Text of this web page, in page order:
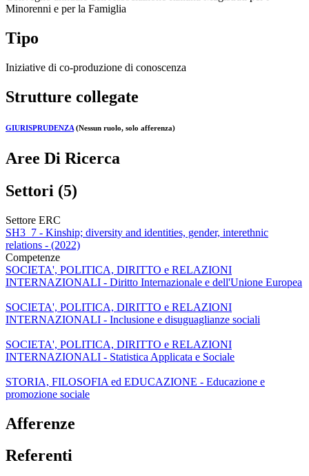
Minorenni e per la Famiglia
Tipo
Iniziative di co-produzione di conoscenza
Strutture collegate
GIURISPRUDENZA (Nessun ruolo, solo afferenza)
Aree Di Ricerca
Settori (5)
Settore ERC
SH3_7 - Kinship; diversity and identities, gender, interethnic
relations - (2022)
Competenze
SOCIETA', POLITICA, DIRITTO e RELAZIONI
INTERNAZIONALI - Diritto Internazionale e dell'Unione Europea
SOCIETA', POLITICA, DIRITTO e RELAZIONI
INTERNAZIONALI - Inclusione e disuguaglianze sociali
SOCIETA', POLITICA, DIRITTO e RELAZIONI
INTERNAZIONALI - Statistica Applicata e Sociale
STORIA, FILOSOFIA ed EDUCAZIONE - Educazione e
promozione sociale
Afferenze
Referenti